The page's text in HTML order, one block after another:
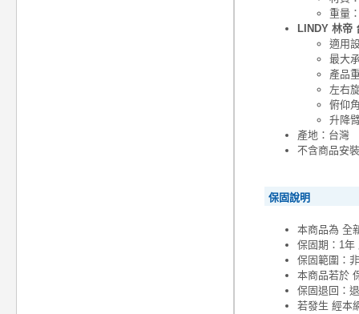
重量
LINDY 林帝
適用
最大
產品
左右
俯仰
升降
產地：台灣
不含商品安
保固說明
本商品為 全
保固期：1年
保固範圍：
本商品若於
保固退回：
若發生 經本